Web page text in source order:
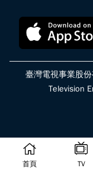
首頁 TV
臺灣電視事業股
Television